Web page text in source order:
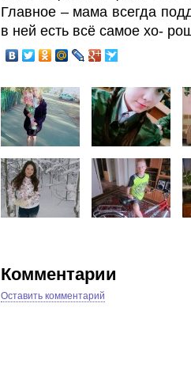
Главное – мама всегда
в ней есть всё самое хо-
Комментарии
Оставить комментарий